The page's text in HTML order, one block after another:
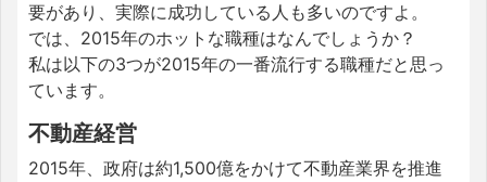
要があり、実際に成功している人も多いのですよ。
では、2015年のホットな職種はなんでしょうか？
私は以下の3つが2015年の一番流行する職種だと思っ
ています。
不動産経営
2015年、政府は約1,500億をかけて不動産業界を推進